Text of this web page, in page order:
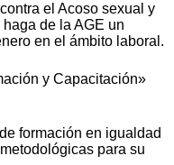
el Acoso sexual y
de la AGE un
en el ámbito laboral.
y Capacitación»
formación en igualdad
para su